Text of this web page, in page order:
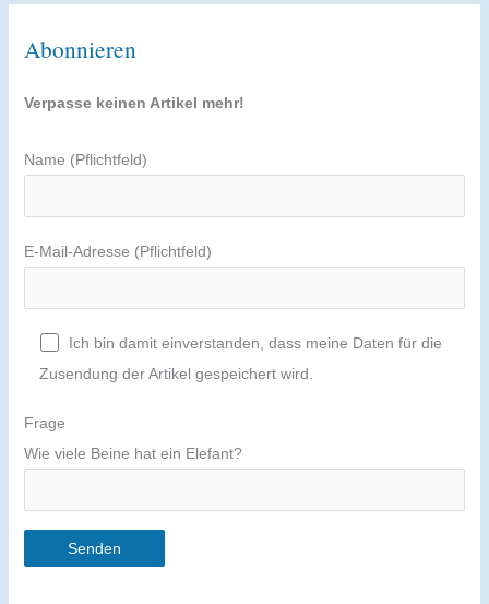
Abonnieren
Verpasse keinen Artikel mehr!
Name (Pflichtfeld)
E-Mail-Adresse (Pflichtfeld)
Ich bin damit einverstanden, dass meine Daten für die
Zusendung der Artikel gespeichert wird.
Frage
Wie viele Beine hat ein Elefant?